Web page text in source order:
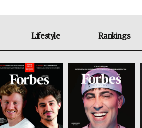
Lifestyle Rankings